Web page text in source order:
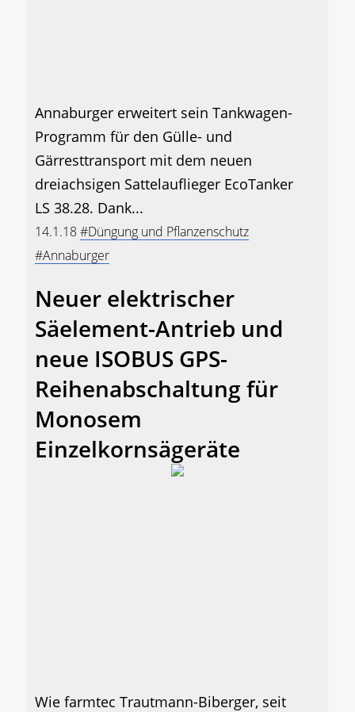
Annaburger erweitert sein Tankwagen-
Programm für den Gülle- und
Gärresttransport mit dem neuen
dreiachsigen Sattelauflieger EcoTanker
LS 38.28. Dank...
14.1.18#Düngung und Pflanzenschutz
#Annaburger
Neuer elektrischer
Säelement-Antrieb und
neue ISOBUS GPS-
Reihenabschaltung für
Monosem
Einzelkornsägeräte
Wie farmtec Trautmann-Biberger, seit